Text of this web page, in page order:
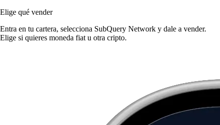
Elige qué vender
Entra en tu cartera, selecciona SubQuery Network y dale a vender.
Elige si quieres moneda fiat u otra cripto.